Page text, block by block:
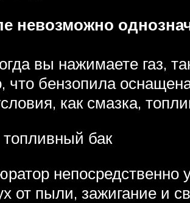
невозможно
вы нажимаете газ,
что бензопила
как смазка,
бак
непосредственно
от пыли, зажигание и